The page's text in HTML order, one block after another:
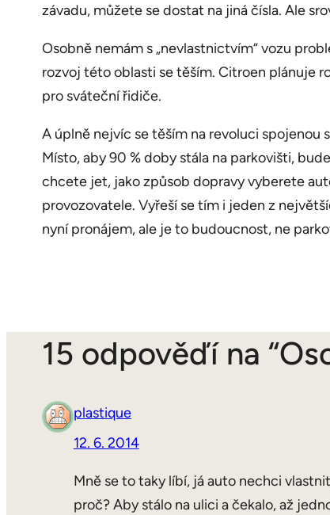
závadu, můžete se dostat na jiná čísla. Ale
Osobně nemám s „nevlastnictvím“ vozu
rozvoj této oblasti se těším. Citroen plánuje
pro sváteční řidiče.
A úplně nejvíc se těším na revoluci
Místo, aby 90 % doby stála na parkovišti,
chcete jet, jako způsob dopravy vyberete
provozovatele. Vyřeší se tím i jeden z
nyní pronájem, ale je to budoucnost, ne
15 odpověďí na
plastique
12. 6. 2014
Mně se to taky líbí, já auto nechci
proč? Aby stálo na ulici a čekalo, až